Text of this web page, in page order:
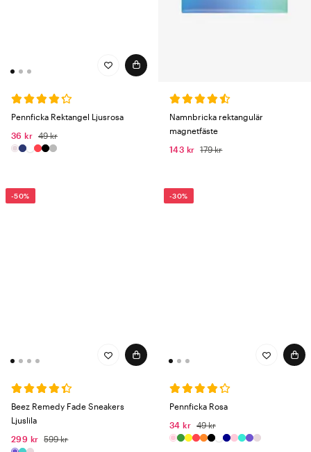
Pennficka Rektangel Ljusrosa
36 kr 49 kr
Namnbricka rektangulär
magnetfäste
143 kr
179 kr
-50%
Beez Remedy Fade Sneakers
Ljuslila
299 kr
599 kr
-30%
Pennficka Rosa
34 kr 49 kr